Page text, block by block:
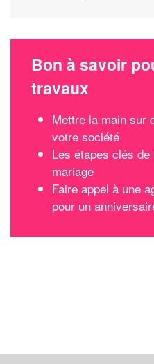
Bon à savoir
travaux
Mettre la main sur
votre société
Les étapes clés
mariage
Faire appel à une
pour un